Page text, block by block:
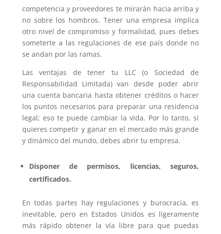
competencia y proveedores te mirarán hacia arriba y
no sobre los hombros. Tener una empresa implica
otro nivel de compromiso y formalidad, pues debes
someterte a las regulaciones de ese país donde no
se andan por las ramas.
Las ventajas de tener tu LLC (o Sociedad de
Responsabilidad Limitada) van desde poder abrir
una cuenta bancaria hasta obtener créditos o hacer
los puntos necesarios para preparar una residencia
legal; eso te puede cambiar la vida. Por lo tanto, si
quieres competir y ganar en el mercado más grande
y dinámico del mundo, debes abrir tu empresa.
Disponer de permisos, licencias, seguros,
certificados.
En todas partes hay regulaciones y burocracia, es
inevitable, pero en Estados Unidos es ligeramente
más rápido obtener la vía libre para que puedas